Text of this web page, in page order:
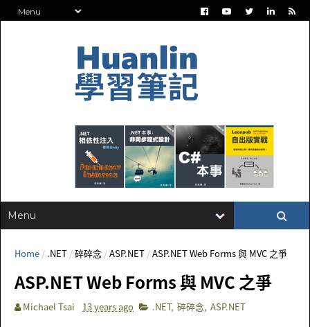
Home / .NET /碎碎念 /ASP.NET /ASP.NET Web Forms 與 MVC 之爭
ASP.NET Web Forms 與 MVC 之爭
Michael Tsai 13 years ago .NET, 碎碎念, ASP.NET